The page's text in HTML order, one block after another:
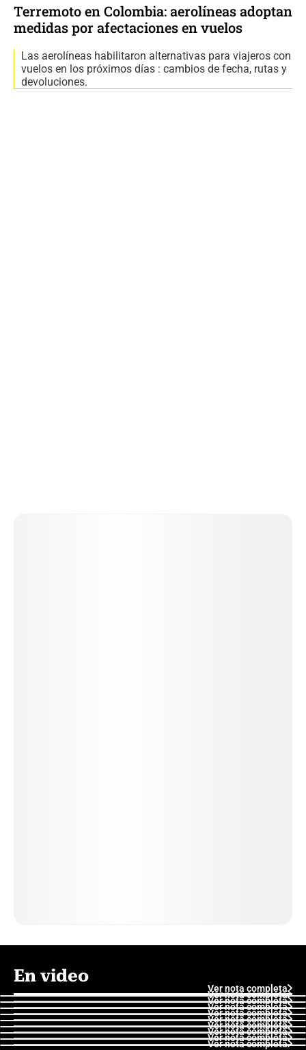
Terremoto en Colombia: aerolíneas adoptan
medidas por afectaciones en vuelos
Las aerolíneas habilitaron alternativas para viajeros con
vuelos en los próximos días : cambios de fecha, rutas y
devoluciones.
En video
Ver nota completa
Ver nota completa
Ver nota completa
Ver nota completa
Ver nota completa
Ver nota completa
Ver nota completa
Ver nota completa
Ver nota completa
Ver nota completa